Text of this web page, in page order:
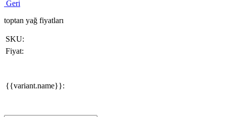
Geri
toptan yağ fiyatları
SKU:
Fiyat:
{{variant.name}}: